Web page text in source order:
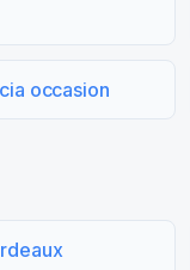
occasion